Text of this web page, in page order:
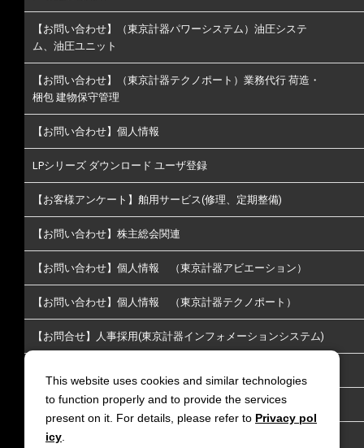
【お問い合わせ】（東京計器パワーシステム）油圧システ
ム、油圧ユニット
【お問い合わせ】（東京計器テクノポート）業務代行 荷造・
梱包 建物保守管理
【お問い合わせ】個人情報
LPシリーズ ダウンロード ユーザ登録
【お客様アンケート】舶用サービス(修理、定期整備)
【お問い合わせ】株主総会関連
【お問い合わせ】個人情報 （東京計器アビエーション）
【お問い合わせ】個人情報 （東京計器テクノポート）
【お問合せ】人事採用(東京計器インフォメーションシステム)
【お問い合わせ】放送通信
【お問い合わせ】リチウムイオン電池火災延焼防止｜LiGIS 延
This website uses cookies and similar technologies
to function properly and to provide the services
present on it. For details, please refer to Privacy pol
icy